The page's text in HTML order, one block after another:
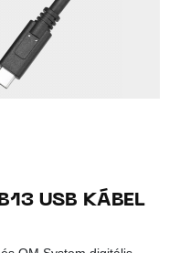
USB KÁBEL